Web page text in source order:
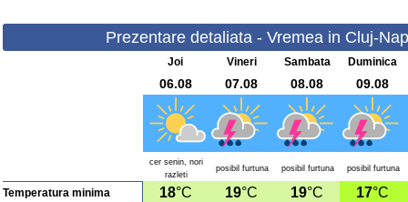
Prezentare detaliata - Vremea in Cluj-
Joi Vineri Sambata Duminica
06.08 07.08 08.08 09.08
cer senin, nori
razleti
posibil furtuna posibil furtuna posibil furtuna
Temperatura minima 18°C 19°C 19°C 17°C